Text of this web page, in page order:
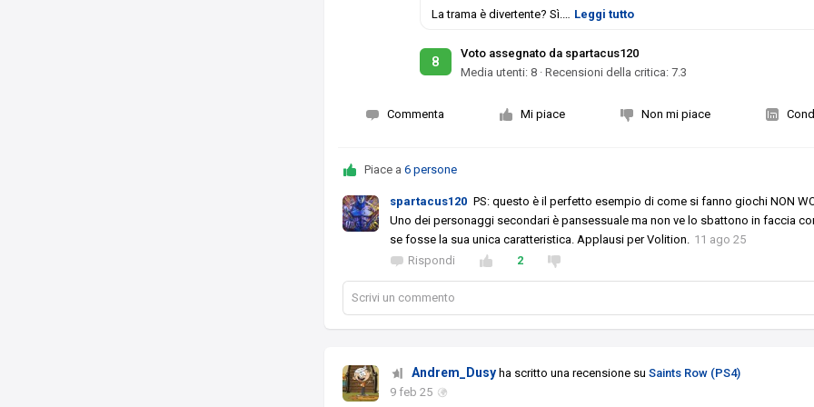
La trama è divertente? Sì.… Leggi tutto
8
Voto assegnato da spartacus120
Media utenti:8 ·Recensioni della critica: 7.3
Commenta Mi piace Non mi piace
Piace a6 persone
spartacus120 PS: questo è il perfetto esempio di come si fanno giochi NON
Uno dei personaggi secondari è pansessuale ma non ve lo sbattono in faccia
se fosse la sua unica caratteristica. Applausi per Volition. 11 ago 25
Rispondi
2
Scrivi un commento
Andrem_Dusy ha scritto una recensione suSaints Row (PS4)
9 feb 25